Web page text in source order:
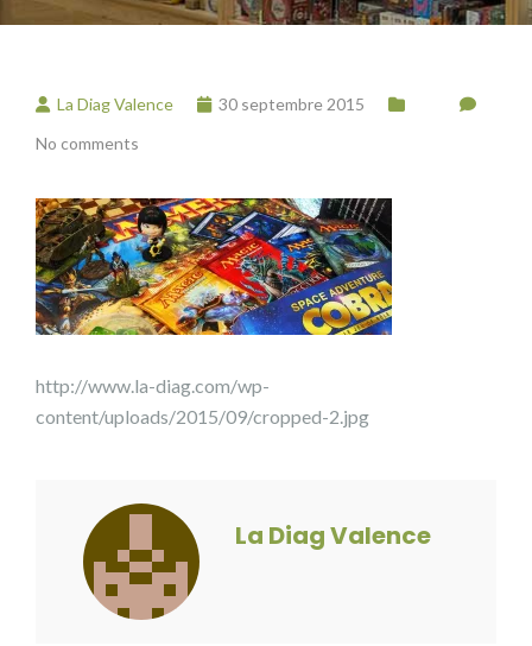
La Diag Valence
30 septembre 2015
No comments
http://www.la-diag.com/wp-
content/uploads/2015/09/cropped-2.jpg
La Diag Valence